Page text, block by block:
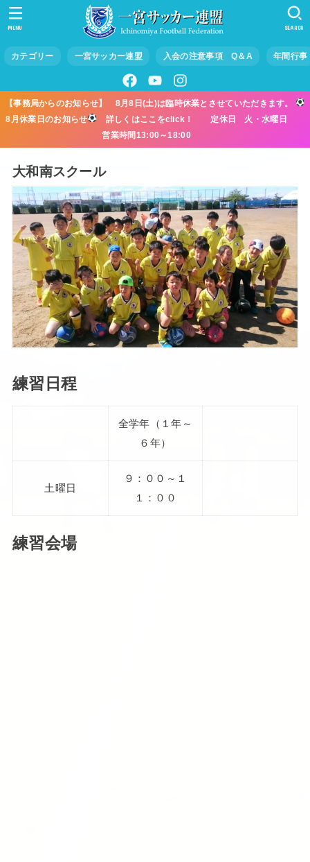
カテゴリー 一宮サッカー連盟 入会の注意事項 Q＆A 年間行事
SEARCH
MENU
【事務局からのお知らせ】 8月8日(土)は臨時休業とさせていただきます。
8月休業日のお知らせ
詳しくはここをclick！ 定休日 火・水曜日
営業時間13:00～18:00
大和南スクール
練習日程
全学年（１年～
６年）
土曜日
９：００～１
１：００
練習会場